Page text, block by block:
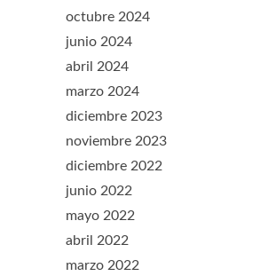
octubre 2024
junio 2024
abril 2024
marzo 2024
diciembre 2023
noviembre 2023
diciembre 2022
junio 2022
mayo 2022
abril 2022
marzo 2022